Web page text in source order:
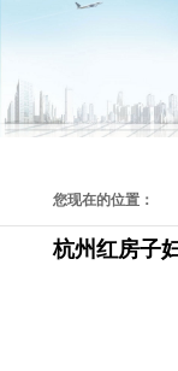
您现在的位置：
杭州红房子